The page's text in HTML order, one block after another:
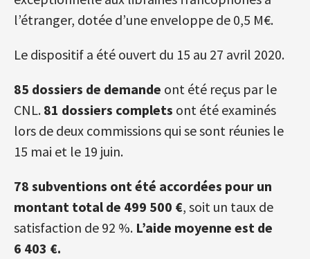
l’étranger, dotée d’une enveloppe de 0,5 M€.
Le dispositif a été ouvert du 15 au 27 avril 2020.
85 dossiers de demande ont été reçus par le
CNL. 81 dossiers complets ont été examinés
lors de deux commissions qui se sont réunies le
15 mai et le 19 juin.
78 subventions ont été accordées pour un
montant total de 499 500 €, soit un taux de
satisfaction de 92 %. L’aide moyenne est de
6 403 €.